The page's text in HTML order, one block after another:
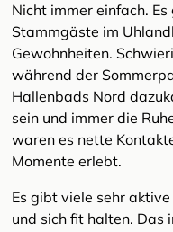
Nicht immer einfach.
Stammgäste im
Gewohnheiten.
während der
Hallenbads Nord
sein und immer die
waren es nette
Momente erlebt.
Es gibt viele sehr
und sich fit halten. Das